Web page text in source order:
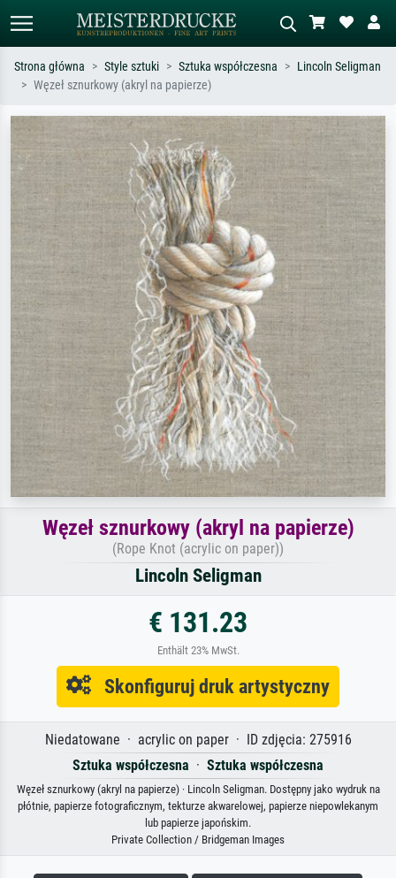
Szukaj wg artysty, tytułu lub stylu – np.
Monet, Gwiaździsta noc,
impresjonizm, fala Hokusaia, akt.
Opisz scenę – np. zielona łąka,
abstrakcja z czerwienią, ciemny olej,
stojący akt obok drzewa.
Strona główna Style sztuki Sztuka współczesna
Lincoln Seligman
Węzeł sznurkowy (akryl na papierze)
Węzeł sznurkowy (akryl na papierze)
(Rope Knot (acrylic on paper))
Lincoln Seligman
€ 131.23
Enthält 23% MwSt.
Skonfiguruj druk artystyczny
Niedatowane · acrylic on paper · ID zdjęcia: 275916
Sztuka współczesna · Sztuka współczesna
Węzeł sznurkowy (akryl na papierze) · Lincoln Seligman. Dostępny jako wydruk na
płótnie, papierze fotograficznym, tekturze akwarelowej, papierze niepowlekanym
lub papierze japońskim.
Private Collection / Bridgeman Images